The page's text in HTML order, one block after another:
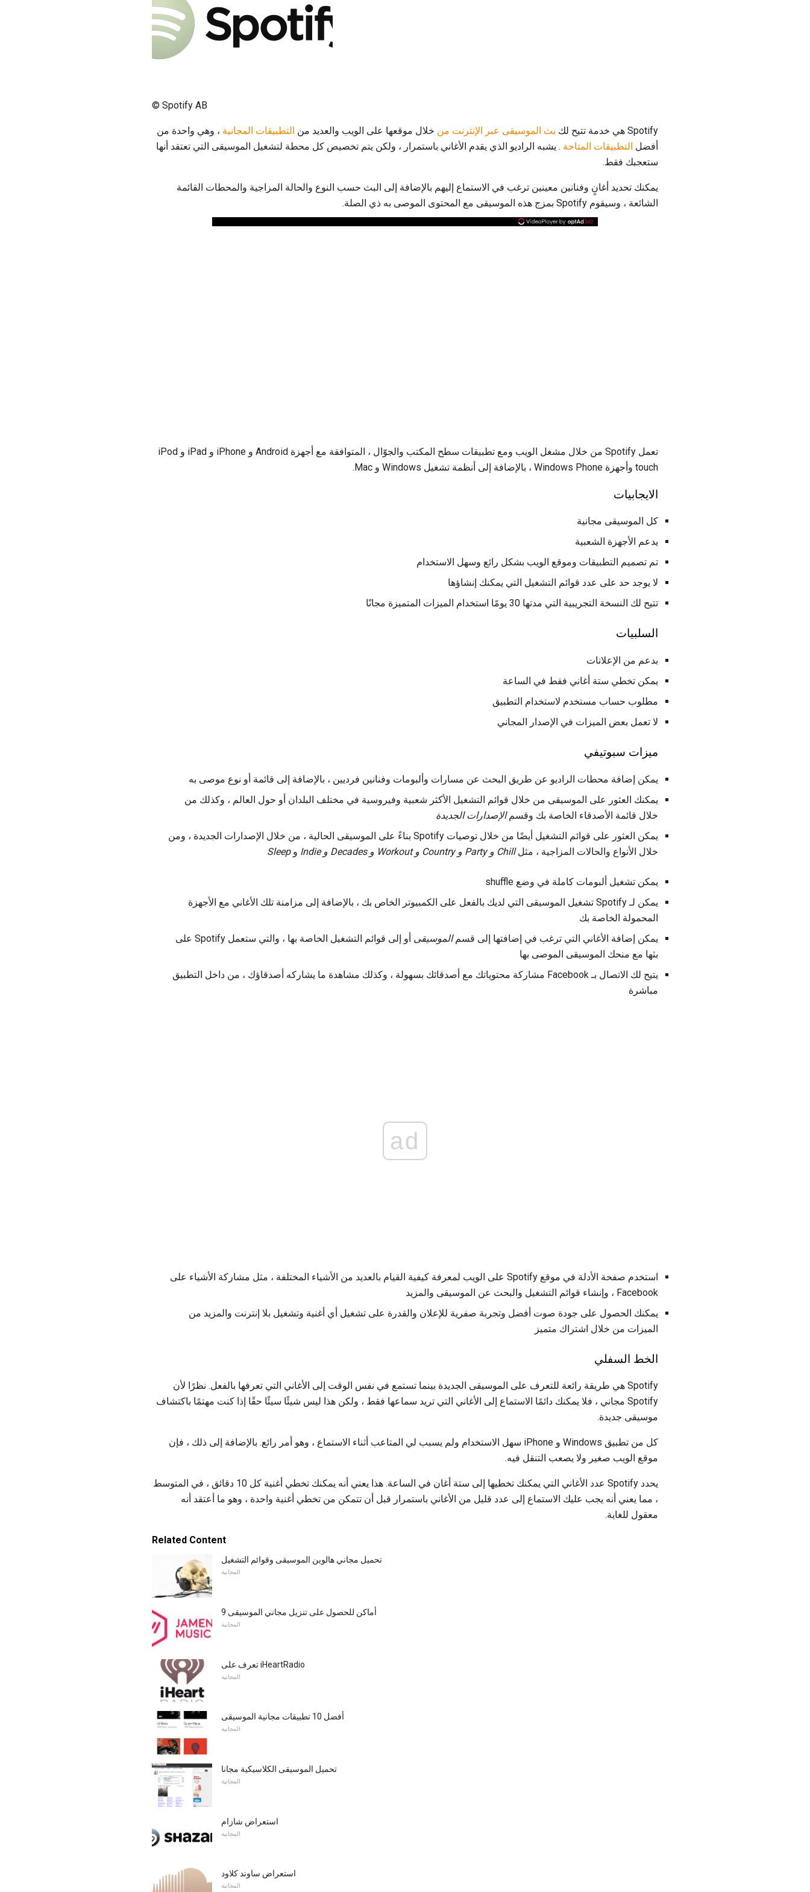
© Spotify AB
Spotify هي خدمة تتيح لك بث الموسيقى عبر الإنترنت من خلال موقعها على الويب والعديد من التطبيقات المجانية ، وهي واحدة من
أفضل التطبيقات المتاحة . يشبه الراديو الذي يقدم الأغاني باستمرار ، ولكن يتم تخصيص كل محطة لتشغيل الموسيقى التي تعتقد أنها
ستعجبك فقط.
يمكنك تحديد أغانٍ وفنانين معينين ترغب في الاستماع إليهم بالإضافة إلى البث حسب النوع والحالة المزاجية والمحطات القائمة
الشائعة ، وسيقوم Spotify بمزج هذه الموسيقى مع المحتوى الموصى به ذي الصلة.
تعمل Spotify من خلال مشغل الويب ومع تطبيقات سطح المكتب والجوّال ، المتوافقة مع أجهزة Android و iPhone و iPad و iPod
touch وأجهزة Windows Phone ، بالإضافة إلى أنظمة تشغيل Windows و Mac.
الايجابيات
كل الموسيقى مجانية
يدعم الأجهزة الشعبية
تم تصميم التطبيقات وموقع الويب بشكل رائع وسهل الاستخدام
لا يوجد حد على عدد قوائم التشغيل التي يمكنك إنشاؤها
تتيح لك النسخة التجريبية التي مدتها 30 يومًا استخدام الميزات المتميزة مجانًا
السلبيات
بدعم من الإعلانات
يمكن تخطي ستة أغاني فقط في الساعة
مطلوب حساب مستخدم لاستخدام التطبيق
لا تعمل بعض الميزات في الإصدار المجاني
ميزات سبوتيفي
يمكن إضافة محطات الراديو عن طريق البحث عن مسارات وألبومات وفنانين فرديين ، بالإضافة إلى قائمة أو نوع موصى به
يمكنك العثور على الموسيقى من خلال قوائم التشغيل الأكثر شعبية وفيروسية في مختلف البلدان أو حول العالم ، وكذلك من
خلال قائمة الأصدقاء الخاصة بك وقسمالإصدارات الجديدة
يمكن العثور على قوائم التشغيل أيضًا من خلال توصيات Spotify بناءً على الموسيقى الحالية ، من خلال الإصدارات الجديدة ، ومن
خلال الأنواع والحالات المزاجية ، مثلChill و Party و Country و Workout و Decades و Indie وSleep
يمكن تشغيل ألبومات كاملة في وضع shuffle
يمكن لـ Spotify تشغيل الموسيقى التي لديك بالفعل على الكمبيوتر الخاص بك ، بالإضافة إلى مزامنة تلك الأغاني مع الأجهزة
المحمولة الخاصة بك
يمكن إضافة الأغاني التي ترغب في إضافتها إلى قسمالموسيقى
أو إلى قوائم التشغيل الخاصة بها ، والتي ستعمل Spotify على
بثها مع منحك الموسيقى الموصى بها
يتيح لك الاتصال بـ Facebook مشاركة محتوياتك مع أصدقائك بسهولة ، وكذلك مشاهدة ما يشاركه أصدقاؤك ، من داخل التطبيق
مباشرة
ad
استخدم صفحة الأدلة في موقع Spotify على الويب لمعرفة كيفية القيام بالعديد من الأشياء المختلفة ، مثل مشاركة الأشياء على
Facebook ، وإنشاء قوائم التشغيل والبحث عن الموسيقى والمزيد
يمكنك الحصول على جودة صوت أفضل وتجربة صفرية للإعلان والقدرة على تشغيل أي أغنية وتشغيل بلا إنترنت والمزيد من
الميزات من خلال اشتراك متميز
الخط السفلي
Spotify هي طريقة رائعة للتعرف على الموسيقى الجديدة بينما تستمع في نفس الوقت إلى الأغاني التي تعرفها بالفعل. نظرًا لأن
Spotify مجاني ، فلا يمكنك دائمًا الاستماع إلى الأغاني التي تريد سماعها فقط ، ولكن هذا ليس شيئًا سيئًا حقًا إذا كنت مهتمًا باكتشاف
موسيقى جديدة.
كل من تطبيق Windows و iPhone سهل الاستخدام ولم يسبب لي المتاعب أثناء الاستماع ، وهو أمر رائع. بالإضافة إلى ذلك ، فإن
موقع الويب صغير ولا يصعب التنقل فيه.
يحدد Spotify عدد الأغاني التي يمكنك تخطيها إلى ستة أغان في الساعة. هذا يعني أنه يمكنك تخطي أغنية كل 10 دقائق ، في المتوسط
​​، مما يعني أنه يجب عليك الاستماع إلى عدد قليل من الأغاني باستمرار قبل أن تتمكن من تخطي أغنية واحدة ، وهو ما أعتقد أنه
معقول للغاية.
Related Content
تحميل مجاني هالوين الموسيقى وقوائم التشغيل
المجانية
9 أماكن للحصول على تنزيل مجاني الموسيقى
المجانية
تعرف على iHeartRadio
المجانية
أفضل 10 تطبيقات مجانية الموسيقى
المجانية
تحميل الموسيقى الكلاسيكية مجانا
المجانية
استعراض شازام
المجانية
استعراض ساوند كلاود
المجانية